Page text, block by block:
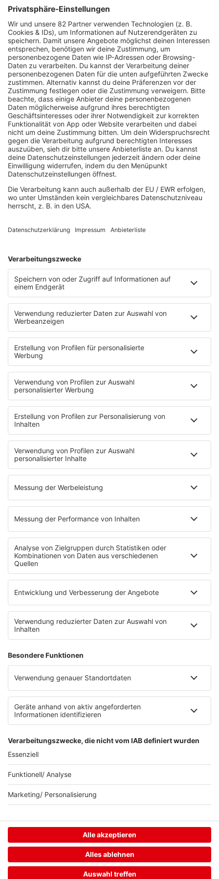
Buzz Beat Boutique
Country
Chartbuster der Woche
Der beste Rockpop reloaded
Deutsch
Deutschrap Klassiker
EDM Dancefloor
Good Vibes
I Love Hamburg
Mallorca Party
Mitsingen
Top 100 Deutschrap
Top 100 Dance
Top 100 Party
Sommer
Unplugged
TikTok Hittracks
Uptempo Banger
Programm
Aktuelles
Zum Nachhören
Nachrichten
Wetter
Blitzer & Verkehr
Programmübersicht
Team
Podcasts
Access All Areas
delta Backstage
Jahrhundertgeschichten
Mein delta radio
App
DAB+
Empfang
Jobs & Praktika
Service
Datenschutz
Datenschutzeinstellungen
Impressum
Nutzungsbedingungen
Stromvergleich
Werbung buchen
Moderatoren buchen
Neuer. Besser.